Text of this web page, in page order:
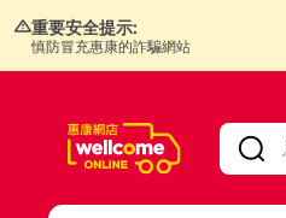
重要安全提示:
慎防冒充惠康的詐騙網站